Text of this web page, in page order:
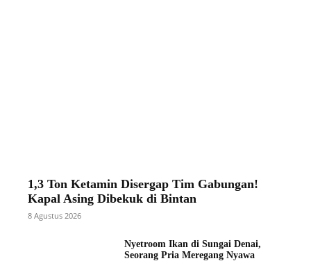
1,3 Ton Ketamin Disergap Tim Gabungan!
Kapal Asing Dibekuk di Bintan
8 Agustus 2026
Nyetroom Ikan di Sungai Denai,
Seorang Pria Meregang Nyawa